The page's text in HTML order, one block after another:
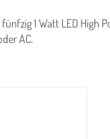
1 Watt LED High
AC.